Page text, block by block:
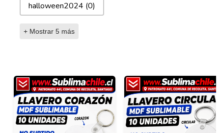
halloween2024 (0)
+ Mostrar 5 más